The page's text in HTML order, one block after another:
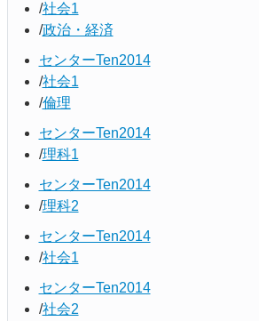
社会1
政治・経済
センターTen2014
社会1
倫理
センターTen2014
理科1
センターTen2014
理科2
センターTen2014
社会1
センターTen2014
社会2